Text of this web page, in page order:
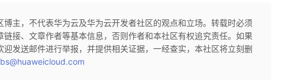
博主，不代表华为云及华为云开发者社区的观点和立场。转载时必须
接、文章作者等基本信息，否则作者和本社区有权追究责任。如果
发送邮件进行举报，并提供相关证据，一经查实，本社区将立刻删